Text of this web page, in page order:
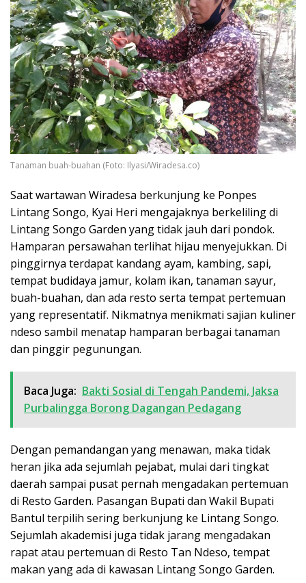
Tanaman buah-buahan (Foto: Ilyasi/Wiradesa.co)
Saat wartawan Wiradesa berkunjung ke Ponpes
Lintang Songo, Kyai Heri mengajaknya berkeliling di
Lintang Songo Garden yang tidak jauh dari pondok.
Hamparan persawahan terlihat hijau menyejukkan. Di
pinggirnya terdapat kandang ayam, kambing, sapi,
tempat budidaya jamur, kolam ikan, tanaman sayur,
buah-buahan, dan ada resto serta tempat pertemuan
yang representatif. Nikmatnya menikmati sajian kuliner
ndeso sambil menatap hamparan berbagai tanaman
dan pinggir pegunungan.
Baca Juga: Bakti Sosial di Tengah Pandemi, Jaksa
Purbalingga Borong Dagangan Pedagang
Dengan pemandangan yang menawan, maka tidak
heran jika ada sejumlah pejabat, mulai dari tingkat
daerah sampai pusat pernah mengadakan pertemuan
di Resto Garden. Pasangan Bupati dan Wakil Bupati
Bantul terpilih sering berkunjung ke Lintang Songo.
Sejumlah akademisi juga tidak jarang mengadakan
rapat atau pertemuan di Resto Tan Ndeso, tempat
makan yang ada di kawasan Lintang Songo Garden.